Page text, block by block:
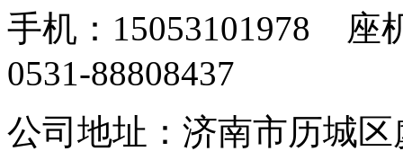
手机：15053101978 座
0531-88808437
公司地址：济南市历城